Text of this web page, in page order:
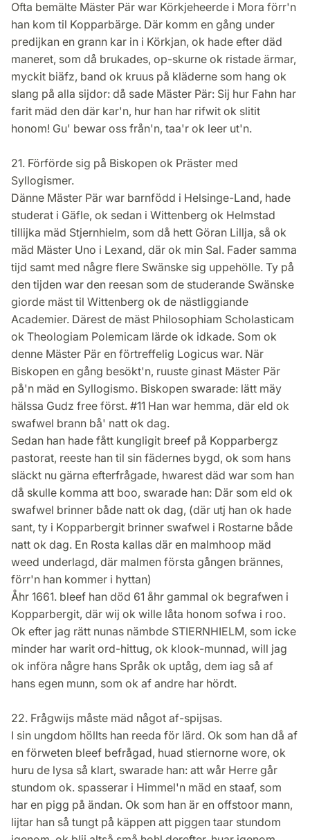
Ofta bemälte Mäster Pär war Körkjeheerde i Mora förr'n
han kom til Kopparbärge. Där komm en gång under
predijkan en grann kar in i Körkjan, ok hade efter däd
maneret, som då brukades, op-skurne ok ristade ärmar,
myckit biäfz, band ok kruus på kläderne som hang ok
slang på alla sijdor: då sade Mäster Pär: Sij hur Fahn har
farit mäd den där kar'n, hur han har rifwit ok slitit
honom! Gu' bewar oss från'n, taa'r ok leer ut'n.
21. Förförde sig på Biskopen ok Präster med
Syllogismer.
Dänne Mäster Pär war barnfödd i Helsinge-Land, hade
studerat i Gäfle, ok sedan i Wittenberg ok Helmstad
tillijka mäd Stjernhielm, som då hett Göran Lillja, så ok
mäd Mäster Uno i Lexand, där ok min Sal. Fader samma
tijd samt med någre flere Swänske sig uppehölle. Ty på
den tijden war den reesan som de studerande Swänske
giorde mäst til Wittenberg ok de nästliggiande
Academier. Därest de mäst Philosophiam Scholasticam
ok Theologiam Polemicam lärde ok idkade. Som ok
denne Mäster Pär en förtreffelig Logicus war. När
Biskopen en gång besökt'n, ruuste ginast Mäster Pär
på'n mäd en Syllogismo. Biskopen swarade: lätt mäy
hälssa Gudz free först. #11 Han war hemma, där eld ok
swafwel brann bå' natt ok dag.
Sedan han hade fått kungligit breef på Kopparbergz
pastorat, reeste han til sin fädernes bygd, ok som hans
släckt nu gärna efterfrågade, hwarest däd war som han
då skulle komma att boo, swarade han: Där som eld ok
swafwel brinner både natt ok dag, (där utj han ok hade
sant, ty i Kopparbergit brinner swafwel i Rostarne både
natt ok dag. En Rosta kallas där en malmhoop mäd
weed underlagd, där malmen första gången brännes,
förr'n han kommer i hyttan)
Åhr 1661. bleef han död 61 åhr gammal ok begrafwen i
Kopparbergit, där wij ok wille låta honom sofwa i roo.
Ok efter jag rätt nunas nämbde STIERNHIELM, som icke
minder har warit ord-hittug, ok klook-munnad, will jag
ok införa någre hans Språk ok uptåg, dem iag så af
hans egen munn, som ok af andre har hördt.
22. Frågwijs måste mäd något af-spijsas.
I sin ungdom höllts han reeda för lärd. Ok som han då af
en förweten bleef befrågad, huad stiernorne wore, ok
huru de lysa så klart, swarade han: att wår Herre går
stundom ok. spasserar i Himmel'n mäd en staaf, som
har en pigg på ändan. Ok som han är en offstoor mann,
lijtar han så tungt på käppen att piggen taar stundom